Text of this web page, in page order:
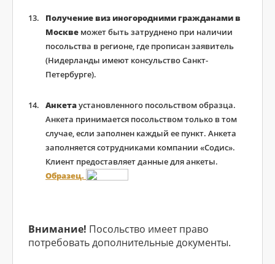
Получение виз иногородними гражданами в
Москве может быть затруднено при наличии
посольства в регионе, где прописан заявитель
(Нидерланды имеют консульство Санкт-
Петербурге).
Анкетаустановленного посольством образца.
Анкета принимается посольством только в том
случае, если заполнен каждый ее пункт. Анкета
заполняется сотрудниками компании «Содис».
Клиент предоставляет данные для анкеты.
Образец.
Внимание! Посольство имеет право
потребовать дополнительные документы.